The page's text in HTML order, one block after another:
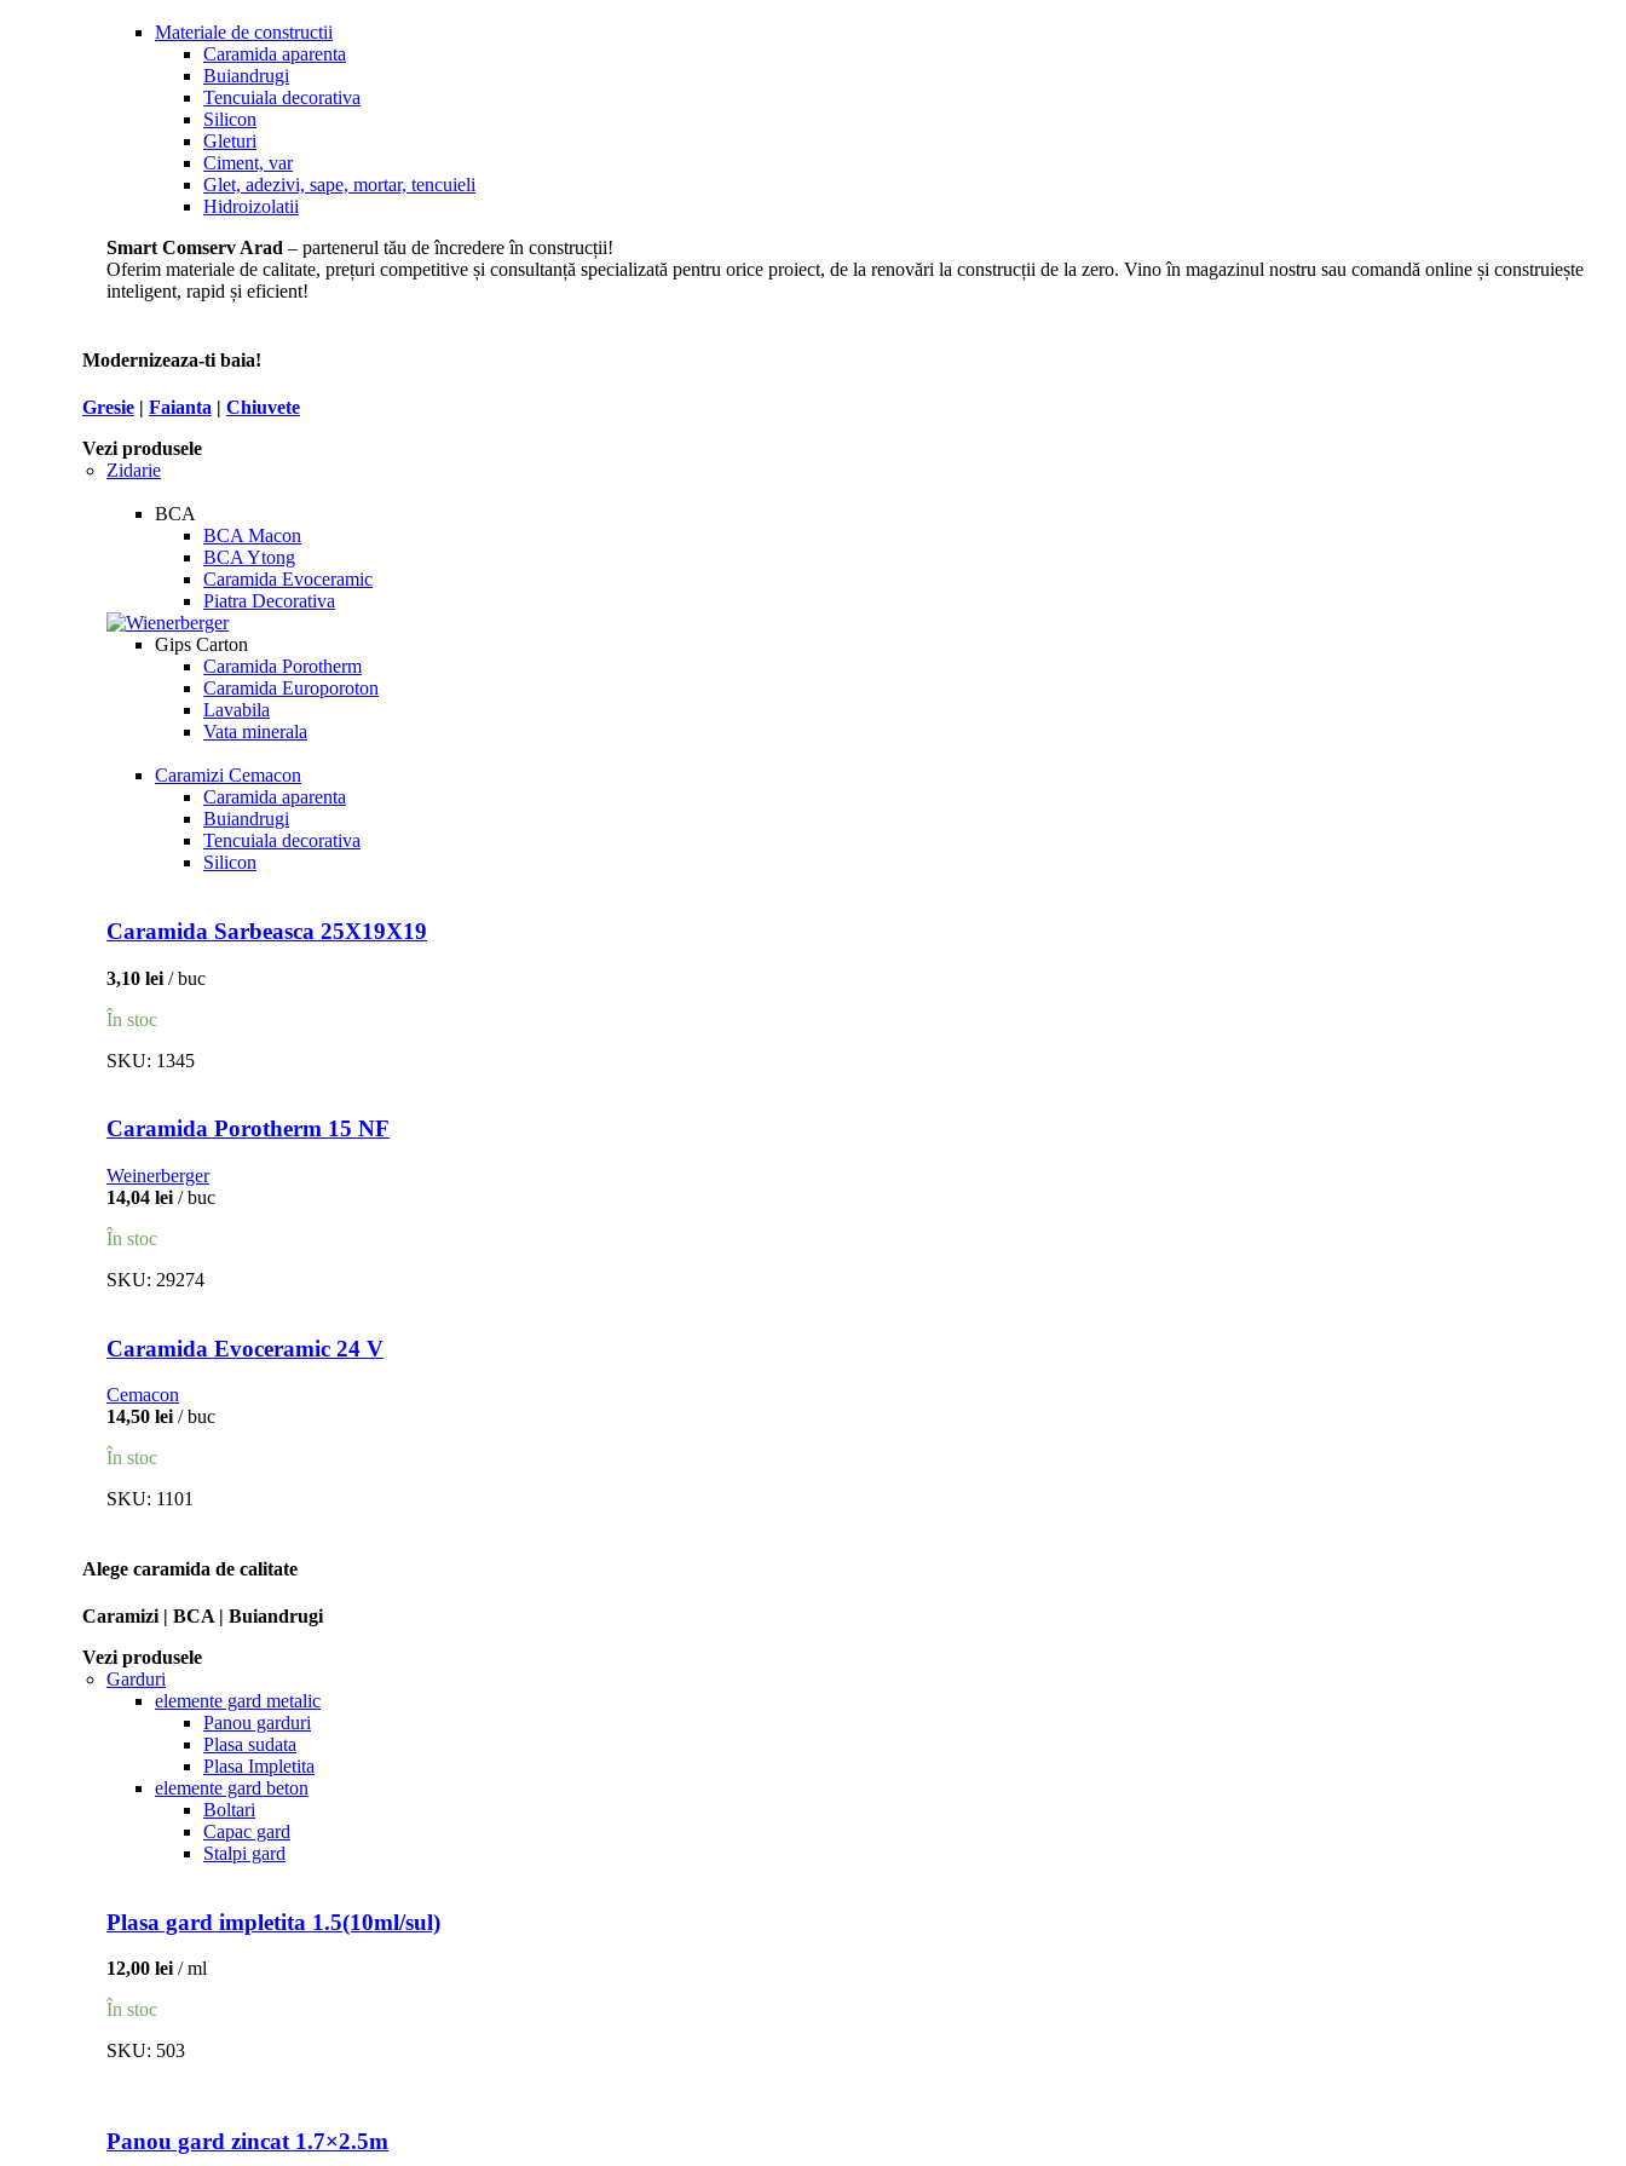
Materiale de constructii
Caramida aparenta
Buiandrugi
Tencuiala decorativa
Silicon
Gleturi
Ciment, var
Glet, adezivi, sape, mortar, tencuieli
Hidroizolatii
Smart Comserv Arad – partenerul tău de încredere în construcții!
Oferim materiale de calitate, prețuri competitive și consultanță specializată pentru orice proiect, de la renovări la construcții de la zero. Vino în magazinul nostru sau comandă online și construiește
inteligent, rapid și eficient!
Modernizeaza-ti baia!
Gresie | Faianta | Chiuvete
Vezi produsele
Zidarie
BCA
BCA Macon
BCA Ytong
Caramida Evoceramic
Piatra Decorativa
Gips Carton
Caramida Porotherm
Caramida Europoroton
Lavabila
Vata minerala
Caramizi Cemacon
Caramida aparenta
Buiandrugi
Tencuiala decorativa
Silicon
Caramida Sarbeasca 25X19X19
3,10 lei
buc
În stoc
SKU: 1345
Caramida Porotherm 15 NF
Weinerberger
14,04 lei
buc
În stoc
SKU: 29274
Caramida Evoceramic 24 V
Cemacon
14,50 lei
buc
În stoc
SKU: 1101
Alege caramida de calitate
Caramizi | BCA | Buiandrugi
Vezi produsele
Garduri
elemente gard metalic
Panou garduri
Plasa sudata
Plasa Impletita
elemente gard beton
Boltari
Capac gard
Stalpi gard
Plasa gard impletita 1.5(10ml/sul)
12,00 lei
ml
În stoc
SKU: 503
Panou gard zincat 1.7×2.5m